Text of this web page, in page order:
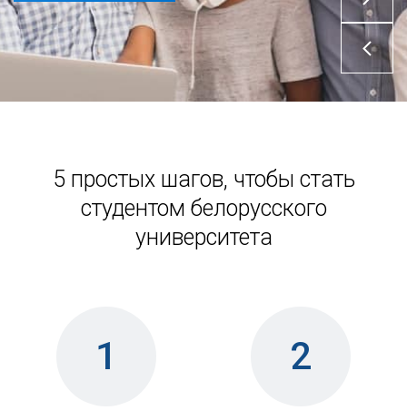
5 простых шагов, чтобы стать
студентом белорусского
университета
1 2